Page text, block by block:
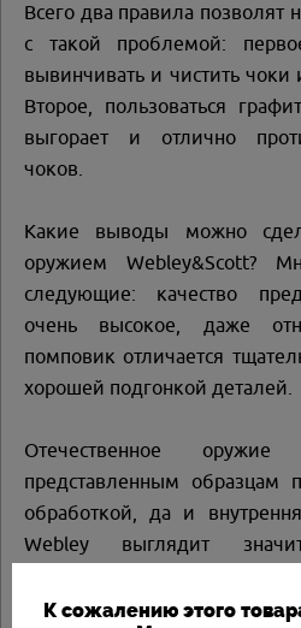
Всего два правила позволят
с такой проблемой:
вывинчивать и чистить чоки
Второе, пользоваться
выгорает и отлично
чоков.
Какие выводы можно
оружием Webley&Scott?
следующие: качество
очень высокое, даже
помповик отличается
хорошей подгонкой деталей.
Отечественное
представленным образцам
обработкой, да и
Webley выглядит
отделка не выдерживает
К сожалению этого